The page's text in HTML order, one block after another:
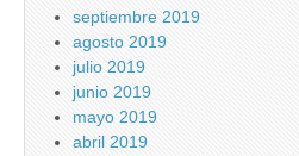
septiembre 2019
agosto 2019
julio 2019
junio 2019
mayo 2019
abril 2019